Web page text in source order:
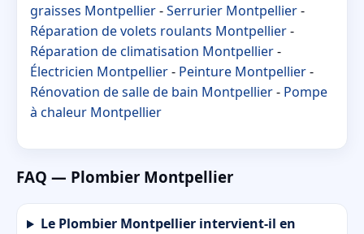
graisses Montpellier-Serrurier Montpellier-
Réparation de volets roulants Montpellier-
Réparation de climatisation Montpellier-
Électricien Montpellier- Peinture Montpellier-
Rénovation de salle de bain Montpellier- Pompe
à chaleur Montpellier
FAQ — Plombier Montpellier
Le Plombier Montpellier intervient-il en